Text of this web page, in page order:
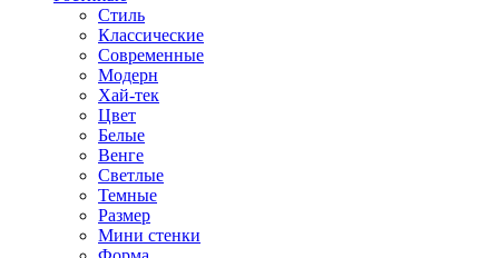
Стиль
Классические
Современные
Модерн
Хай-тек
Цвет
Белые
Венге
Светлые
Темные
Размер
Мини стенки